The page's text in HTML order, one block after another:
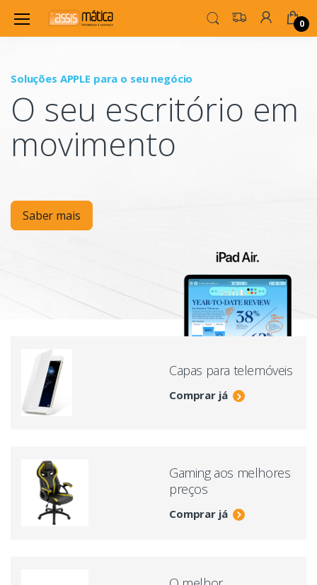
0
Soluções APPLE para o seu negócio
O seu escritório em
movimento
Saber mais
Capas para telemóveis
Comprar já
Gaming aos melhores
preços
Comprar já